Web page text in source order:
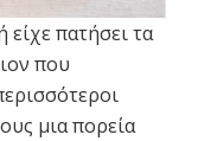
πατήσει τα
που
μια πορεία